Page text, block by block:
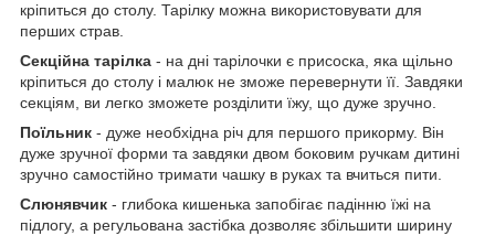
кріпиться до столу. Тарілку можна використовувати для
перших страв.
Секційна тарілка - на дні тарілочки є присоска, яка щільно
кріпиться до столу і малюк не зможе перевернути її. Завдяки
секціям, ви легко зможете розділити їжу, що дуже зручно.
Поїльник - дуже необхідна річ для першого прикорму. Він
дуже зручної форми та завдяки двом боковим ручкам дитині
зручно самостійно тримати чашку в руках та вчиться пити.
Слюнявчик - глибока кишенька запобігає падінню їжі на
підлогу, а регульована застібка дозволяє збільшити ширину